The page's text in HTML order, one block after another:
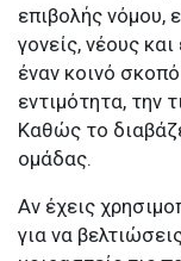
επιβολής νόμου,
γονείς, νέους
έναν κοινό
εντιμότητα, την
Καθώς το
ομάδας.
Αν έχεις
για να